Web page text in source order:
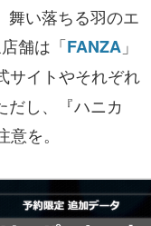
舞い落ちる羽のエ
舗は「FANZA 」
サイトやそれぞれ
だし、『ハニカ
を。